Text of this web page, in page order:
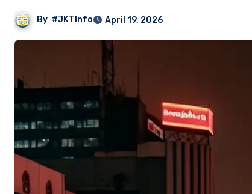
By #JKTInfo April 19, 2026